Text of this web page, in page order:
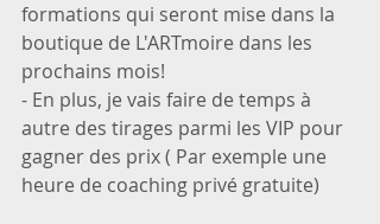
formations qui seront mise dans la
boutique de L'ARTmoire dans les
prochains mois!
- En plus, je vais faire de temps à
autre des tirages parmi les VIP pour
gagner des prix ( Par exemple une
heure de coaching privé gratuite)